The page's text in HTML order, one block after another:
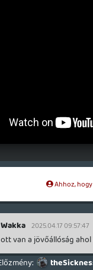
Ahhoz,
Wakka 2025.04.17 09:57:47
ott van a jövőállóság ahol